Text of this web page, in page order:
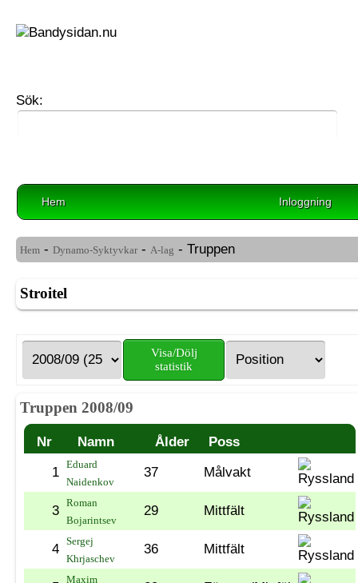
Sök:
Hem Inloggning
Hem - Dynamo-Syktyvkar - A-lag - Truppen
Stroitel
Visa/Dölj
statistik
Truppen 2008/09
Nr Namn Ålder
Poss
1
Eduard
Naidenkov
37 Målvakt
3
Roman
Bojarintsev
29 Mittfält
4
Sergej
Khrjaschev
36 Mittfält
Maxim